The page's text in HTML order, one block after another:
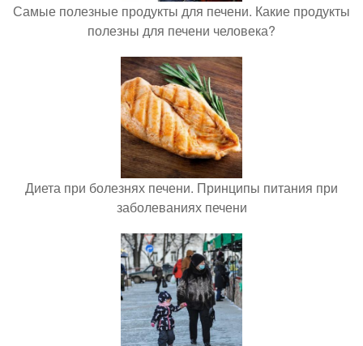
Самые полезные продукты для печени. Какие продукты
полезны для печени человека?
Диета при болезнях печени. Принципы питания при
заболеваниях печени